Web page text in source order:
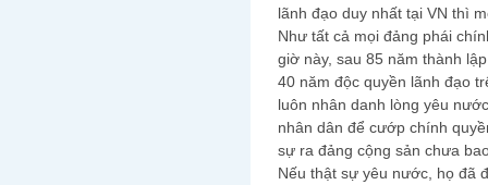
lãnh đạo duy nhất tại VN thì
Như tất cả mọi đảng phái
giờ này, sau 85 năm thành
40 năm độc quyền lãnh đạo
luôn nhân danh lòng yêu
nhân dân để cướp chính
sự ra đảng cộng sản chưa
Nếu thật sự yêu nước, họ đã